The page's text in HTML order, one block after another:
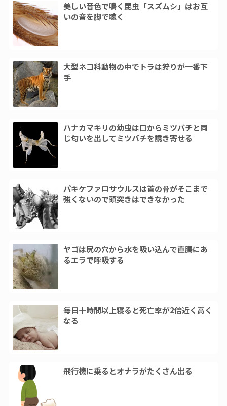
美しい音色で鳴く昆虫「スズムシ」はお互
いの音を脚で聴く
大型ネコ科動物の中でトラは狩りが一番下
手
ハナカマキリの幼虫は口からミツバチと同
じ匂いを出してミツバチを誘き寄せる
パキケファロサウルスは首の骨がそこまで
強くないので頭突きはできなかった
ヤゴは尻の穴から水を吸い込んで直腸にあ
るエラで呼吸する
毎日十時間以上寝ると死亡率が2倍近く高く
なる
飛行機に乗るとオナラがたくさん出る